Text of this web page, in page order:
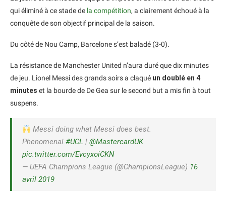
qui éliminé à ce stade de la compétition, a clairement échoué à la
conquête de son objectif principal de la saison.
Du côté de Nou Camp, Barcelone s’est baladé (3-0).
La résistance de Manchester United n’aura duré que dix minutes
de jeu. Lionel Messi des grands soirs a claqué un doublé en 4
minutes et la bourde de De Gea sur le second but a mis fin à tout
suspens.
Messi doing what Messi does best.
Phenomenal.#UCL | @MastercardUK
pic.twitter.com/EvcyxoiCKN
— UEFA Champions League (@ChampionsLeague) 16
avril 2019